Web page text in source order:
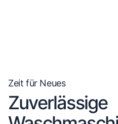
Zeit für Neues
Zuverlässige